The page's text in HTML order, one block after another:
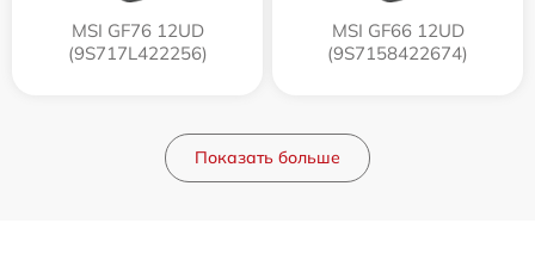
MSI GF76 12UD
(9S717L422256)
MSI GF66 12UD
(9S7158422674)
Показать больше